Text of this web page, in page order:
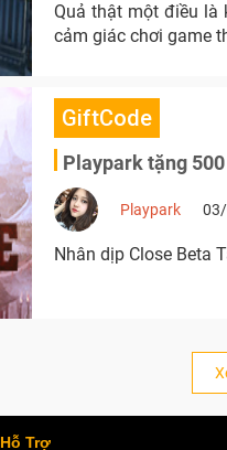
Quả thật một điều là
cảm giác chơi game
GiftCode
Playpark tặng
Playpark
Nhân dịp Close Beta
Hỗ Trợ